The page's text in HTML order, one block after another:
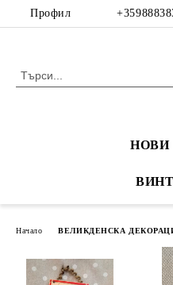
Профил
НОВИ
Начало ВЕЛИКДЕНСКА